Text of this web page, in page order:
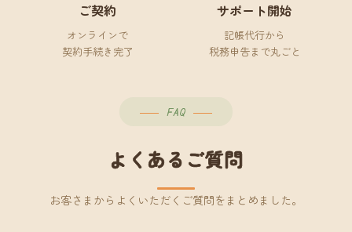
ご契約
オンラインで
契約手続き完了
サポート開始
記帳代行から
税務申告まで丸ごと
FAQ
よくあるご質問
お客さまからよくいただくご質問をまとめました。